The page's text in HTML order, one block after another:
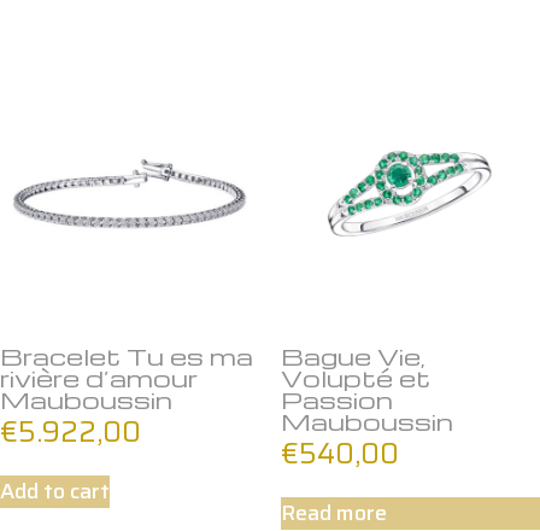
Bracelet Tu es ma
rivière d’amour
Mauboussin
€5.922,00
Add to cart
Bague Vie,
Volupté et
Passion
Mauboussin
€540,00
Read more